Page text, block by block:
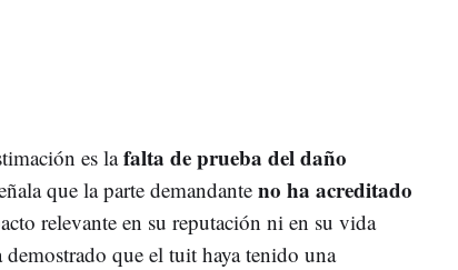
es lafalta de prueba del daño
que la parte demandante no ha acreditado
relevante en su reputación ni en su vida
que el tuit haya tenido una